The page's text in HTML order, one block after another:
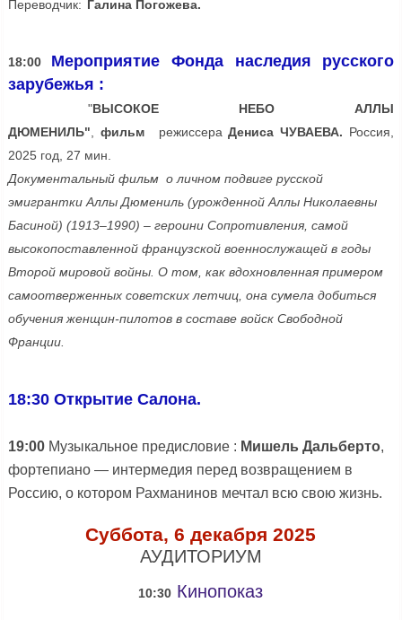
Переводчик: Галина Погожева.
18:00 Мероприятие Фонда наследия русского
зарубежья :
"ВЫСОКОЕ НЕБО АЛЛЫ
ДЮМЕНИЛЬ"
фильм режиссераДениса ЧУВАЕВА. Россия,
2025 год, 27 мин.
Документальный фильм о личном подвиге русской
эмигрантки Аллы Дюмениль (урожденной Аллы Николаевны
Басиной) (1913–1990) – героини Сопротивления, самой
высокопоставленной французской военнослужащей в годы
Второй мировой войны. О том, как вдохновленная примером
самоотверженных советских летчиц, она сумела добиться
обучения женщин-пилотов в составе войск Свободной
Франции.
18:30 Открытие Салона.
19:00Музыкальное предисловие : Мишель Дальберто,
фортепиано — интермедия перед возвращением в
Россию, о котором Рахманинов мечтал всю свою жизнь.
Суббота, 6 декабря 2025
АУДИТОРИУМ
10:30 Кинопоказ